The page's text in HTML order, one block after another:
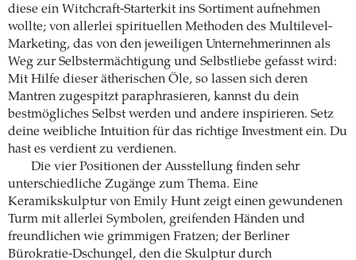
diese ein Witchcraft-Starterkit ins Sortiment aufnehmen
wollte; von allerlei spirituellen Methoden des Multilevel-
Marketing, das von den jeweiligen Unternehmerinnen als
Weg zur Selbstermächtigung und Selbstliebe gefasst wird:
Mit Hilfe dieser ätherischen Öle, so lassen sich deren
Mantren zugespitzt paraphrasieren, kannst du dein
bestmögliches Selbst werden und andere inspirieren. Setz
deine weibliche Intuition für das richtige Investment ein. Du
hast es verdient zu verdienen.
Die vier Positionen der Ausstellung finden sehr
unterschiedliche Zugänge zum Thema. Eine
Keramikskulptur von Emily Hunt zeigt einen gewundenen
Turm mit allerlei Symbolen, greifenden Händen und
freundlichen wie grimmigen Fratzen; der Berliner
Bürokratie-Dschungel, den die Skulptur durch